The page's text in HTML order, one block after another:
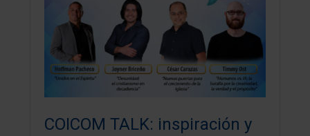
COICOM TALK: inspiración y